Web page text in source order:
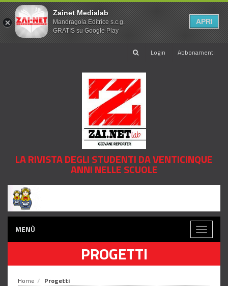
Login Abbonamenti
LA RIVISTA DEGLI STUDENTI DA VENTICINQUE
ANNI NELLE SCUOLE
MENÙ
Toggle
PROGETTI
Home Progetti
Zainet Medialab
Mandragola Editrice s.c.g.
GRATIS su Google Play
APRI